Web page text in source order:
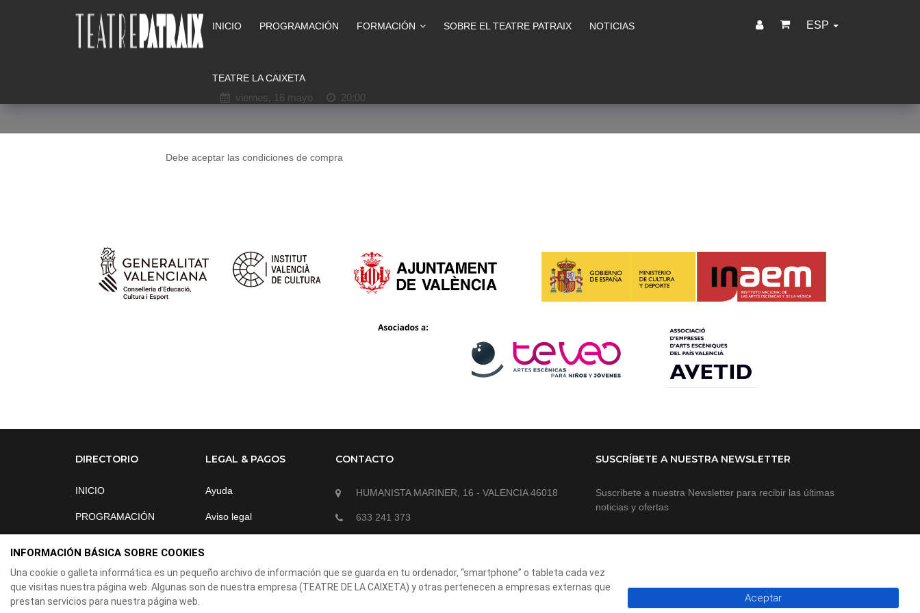
INICIO PROGRAMACIÓN FORMACIÓN SOBRE EL TEATRE PATRAIX NOTICIAS
TEATRE LA CAIXETA
ESP
viernes, 16 mayo 20:00
Debe aceptar las condiciones de compra
DIRECTORIO
INICIO
PROGRAMACIÓN
NOTICIAS
ÁREA CLIENTES
LEGAL & PAGOS
Ayuda
Aviso legal
Contactar
CONTACTO
HUMANISTA MARINER, 16 - VALENCIA 46018
633 241 373
SUSCRÍBETE A NUESTRA NEWSLETTER
Suscribete a nuestra Newsletter para recibir las últimas
noticias y ofertas
INFORMACIÓN BÁSICA SOBRE COOKIES
Una cookie o galleta informática es un pequeño archivo de información que se guarda en tu ordenador, “smartphone” o tableta cada vez
que visitas nuestra página web. Algunas son de nuestra empresa (TEATRE DE LA CAIXETA) y otras pertenecen a empresas externas que
prestan servicios para nuestra página web.
Aceptar